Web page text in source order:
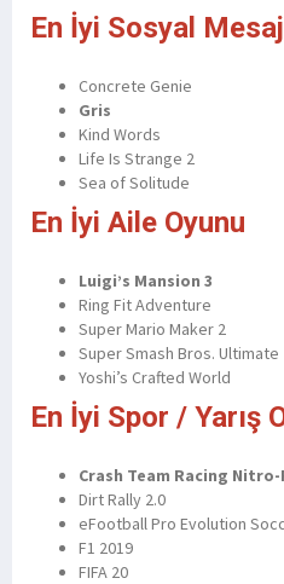
En İyi Sosyal
Concrete Genie
Gris
Kind Words
Life Is Strange 2
Sea of Solitude
En İyi Aile Oyunu
Luigi’s Mansion 3
Ring Fit Adventure
Super Mario Maker 2
Super Smash Bros. Ultimate
Yoshi’s Crafted World
En İyi Spor / Yarış
Crash Team Racing
Dirt Rally 2.0
eFootball Pro Evolution
F1 2019
FIFA 20